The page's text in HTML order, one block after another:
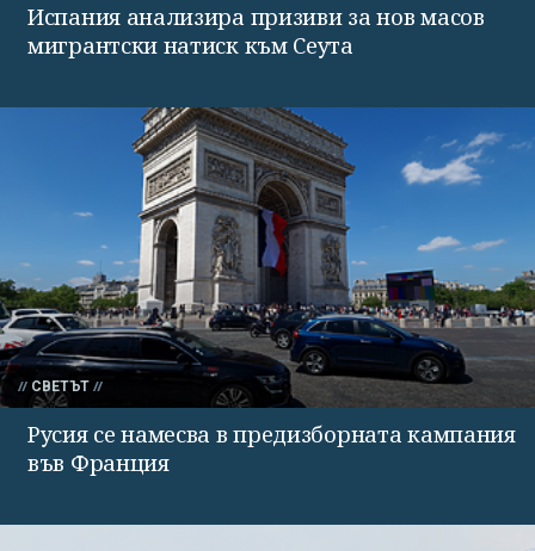
Испания анализира призиви за нов масов
мигрантски натиск към Сеута
СВЕТЪТ
Русия се намесва в предизборната кампания
във Франция